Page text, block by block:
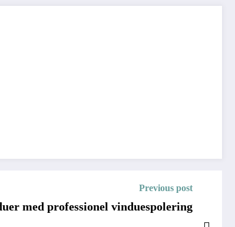
Previous post
med professionel vinduespolering